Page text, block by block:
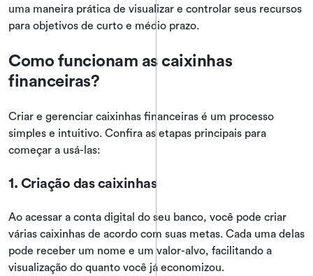
uma maneira prática de visualizar e controlar seus recursos
para objetivos de curto e médio prazo.
Como funcionam as caixinhas
financeiras?
Criar e gerenciar caixinhas financeiras é um processo
simples e intuitivo. Confira as etapas principais para
começar a usá-las:
1. Criação das caixinhas
Ao acessar a conta digital do seu banco, você pode criar
várias caixinhas de acordo com suas metas. Cada uma delas
pode receber um nome e um valor-alvo, facilitando a
visualização do quanto você já economizou.